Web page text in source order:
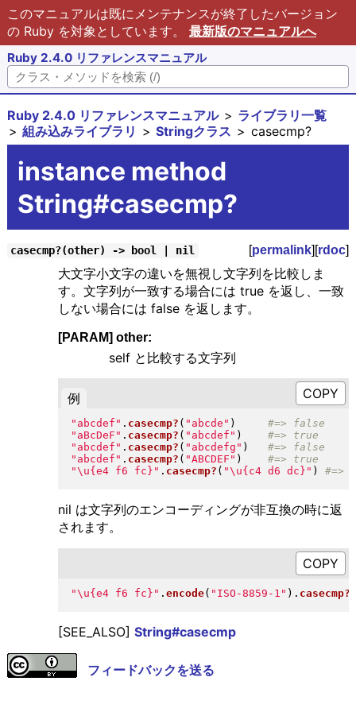
このマニュアルは既にメンテナンスが終了したバージョン
の Ruby を対象としています。 最新版のマニュアルへ
Ruby 2.4.0 リファレンスマニュアル
Ruby 2.4.0 リファレンスマニュアル
ライブラリ一覧
組み込みライブラリ
Stringクラス casecmp?
instance method
String#casecmp?
casecmp?(other) -> bool | nil [permalink][rdoc]
大文字小文字の違いを無視し文字列を比較しま
す。文字列が一致する場合には true を返し、一致
しない場合には false を返します。
[PARAM] other:
self と比較する文字列
例
" abcdef " . casecmp? ( " abcde " )
" aBcDeF " . casecmp? ( " abcdef " )
" abcdef " . casecmp? ( " abcdefg " )
" abcdef " . casecmp? ( "ABCDEF " )
"\u{e4 f6 fc} " . casecmp? ( "\u{c4 d6 dc} " )
nil は文字列のエンコーディングが非互換の時に返
されます。
"\u{e4 f6 fc} " . encode( " ISO-8859-1 " ) . casecmp?
[SEE_ALSO] String#casecmp
フィードバックを送る